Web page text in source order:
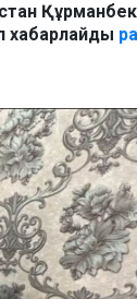
хабарлайды